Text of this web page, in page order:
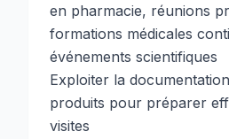
en pharmacie, réunions
formations médicales
événements scientifiques
Exploiter la
produits pour préparer
visites